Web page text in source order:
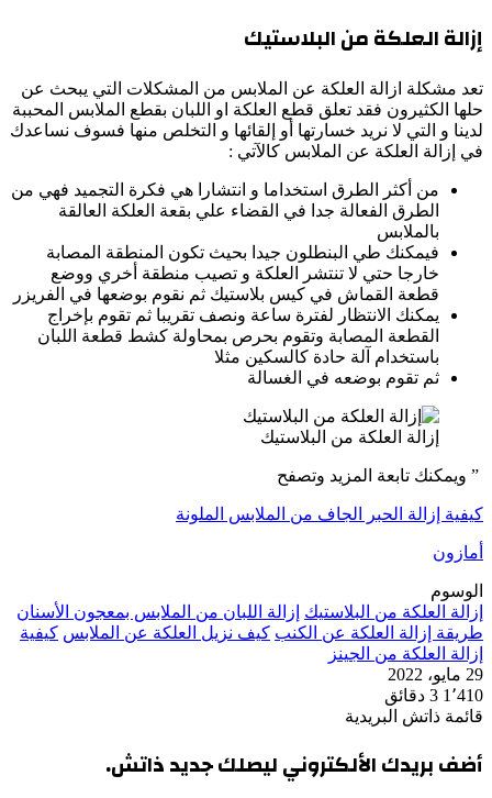
إزالة العلكة من البلاستيك
تعد مشكلة ازالة العلكة عن الملابس من المشكلات التي يبحث عن
حلها الكثيرون فقد تعلق قطع العلكة او اللبان بقطع الملابس المحببة
لدينا و التي لا نريد خسارتها أو إلقائها و التخلص منها فسوف نساعدك
في إزالة العلكة عن الملابس كالآتي :
من أكثر الطرق استخداما و انتشارا هي فكرة التجميد فهي من
الطرق الفعالة جدا في القضاء علي بقعة العلكة العالقة
بالملابس
فيمكنك طي البنطلون جيدا بحيث تكون المنطقة المصابة
خارجا حتي لا تنتشر العلكة و تصيب منطقة أخري ووضع
قطعة القماش في كيس بلاستيك ثم نقوم بوضعها في الفريزر
يمكنك الانتظار لفترة ساعة ونصف تقريبا ثم تقوم بإخراج
القطعة المصابة وتقوم بحرص بمحاولة كشط قطعة اللبان
باستخدام آلة حادة كالسكين مثلا
ثم تقوم بوضعه في الغسالة
إزالة العلكة من البلاستيك
” ويمكنك تابعة المزيد وتصفح
كيفية إزالة الحبر الجاف من الملابس الملونة
أمازون
الوسوم
إزالة العلكة من البلاستيك إزالة اللبان من الملابس بمعجون الأسنان
طريقة إزالة العلكة عن الكنب كيف نزيل العلكة عن الملابس كيفية
إزالة العلكة من الجينز
29 مايو، 2022
1٬410 3 دقائق
قائمة ذاتش البريدية
أضف بريدك الألكتروني ليصلك جديد ذاتش.